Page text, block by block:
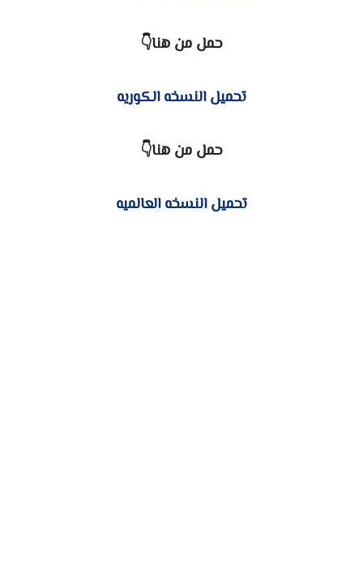
حمل من هنا👇
تحميل النسخه الكوريه
حمل من هنا👇
تحميل النسخه العالميه